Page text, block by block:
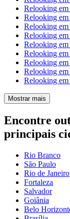
Relooking em
Relooking
Relooking
Relooking
Relooking
Relooking em
Relooking
Relooking em
Relooking
Mostrar mais
Encontre
principais
Rio Branco
São Paulo
Rio de Janeiro
Fortaleza
Salvador
Goiânia
Belo